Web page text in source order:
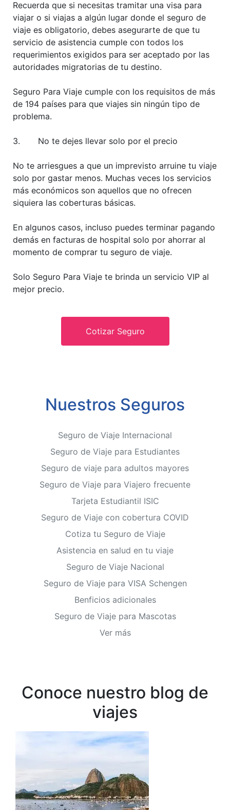
Recuerda que si necesitas tramitar una visa para
viajar o si viajas a algún lugar donde el seguro de
viaje es obligatorio, debes asegurarte de que tu
servicio de asistencia cumple con todos los
requerimientos exigidos para ser aceptado por las
autoridades migratorias de tu destino.
Seguro Para Viaje cumple con los requisitos de más
de 194 países para que viajes sin ningún tipo de
problema.
3. No te dejes llevar solo por el precio
No te arriesgues a que un imprevisto arruine tu viaje
solo por gastar menos. Muchas veces los servicios
más económicos son aquellos que no ofrecen
siquiera las coberturas básicas.
En algunos casos, incluso puedes terminar pagando
demás en facturas de hospital solo por ahorrar al
momento de comprar tu seguro de viaje.
Solo Seguro Para Viaje te brinda un servicio VIP al
mejor precio.
Cotizar Seguro
Nuestros Seguros
Seguro de Viaje Internacional
Seguro de Viaje para Estudiantes
Seguro de viaje para adultos mayores
Seguro de Viaje para Viajero frecuente
Tarjeta Estudiantil ISIC
Seguro de Viaje con cobertura COVID
Cotiza tu Seguro de Viaje
Asistencia en salud en tu viaje
Seguro de Viaje Nacional
Seguro de Viaje para VISA Schengen
Benficios adicionales
Seguro de Viaje para Mascotas
Ver más
Conoce nuestro blog de
viajes